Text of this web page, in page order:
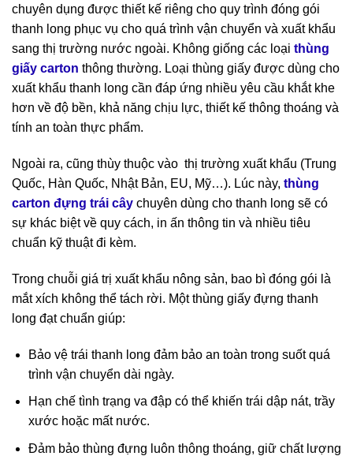
chuyên dụng được thiết kế riêng cho quy trình đóng gói
thanh long phục vụ cho quá trình vận chuyển và xuất khẩu
sang thị trường nước ngoài. Không giống các loại thùng
giấy carton thông thường. Loại thùng giấy được dùng cho
xuất khẩu thanh long cần đáp ứng nhiều yêu cầu khắt khe
hơn về độ bền, khả năng chịu lực, thiết kế thông thoáng và
tính an toàn thực phẩm.
Ngoài ra, cũng thùy thuộc vào thị trường xuất khẩu (Trung
Quốc, Hàn Quốc, Nhật Bản, EU, Mỹ…). Lúc này, thùng
carton đựng trái cây chuyên dùng cho thanh long sẽ có
sự khác biệt về quy cách, in ấn thông tin và nhiều tiêu
chuẩn kỹ thuật đi kèm.
Trong chuỗi giá trị xuất khẩu nông sản, bao bì đóng gói là
mắt xích không thể tách rời. Một thùng giấy đựng thanh
long đạt chuẩn giúp:
Bảo vệ trái thanh long đảm bảo an toàn trong suốt quá
trình vận chuyển dài ngày.
Hạn chế tình trạng va đập có thể khiến trái dập nát, trầy
xước hoặc mất nước.
Đảm bảo thùng đựng luôn thông thoáng, giữ chất lượng